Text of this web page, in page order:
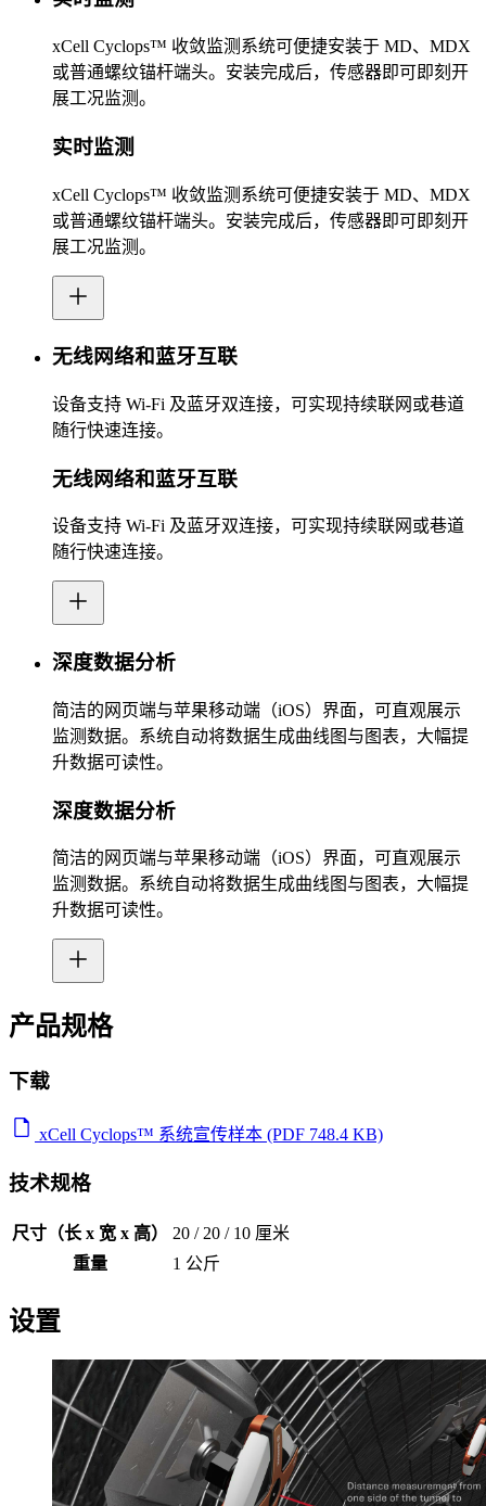
xCell Cyclops™ 收敛监测系统可便捷安装于 MD、MDX
或普通螺纹锚杆端头。安装完成后，传感器即可即刻开
展工况监测。
实时监测
xCell Cyclops™ 收敛监测系统可便捷安装于 MD、MDX
或普通螺纹锚杆端头。安装完成后，传感器即可即刻开
展工况监测。
无线网络和蓝牙互联
设备支持 Wi‑Fi 及蓝牙双连接，可实现持续联网或巷道
随行快速连接。
无线网络和蓝牙互联
设备支持 Wi‑Fi 及蓝牙双连接，可实现持续联网或巷道
随行快速连接。
深度数据分析
简洁的网页端与苹果移动端（iOS）界面，可直观展示
监测数据。系统自动将数据生成曲线图与图表，大幅提
升数据可读性。
深度数据分析
简洁的网页端与苹果移动端（iOS）界面，可直观展示
监测数据。系统自动将数据生成曲线图与图表，大幅提
升数据可读性。
产品规格
下载
xCell Cyclops™ 系统宣传样本 (PDF 748.4 KB)
技术规格
尺寸（长 x 宽 x 高）
20 / 20 / 10 厘米
重量
1 公斤
设置